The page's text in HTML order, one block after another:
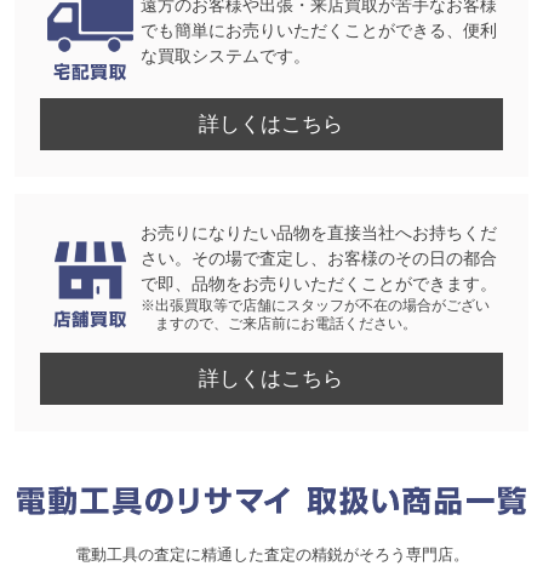
遠方のお客様や出張・来店買取が苦手なお客様
でも簡単にお売りいただくことができる、便利
な買取システムです。
詳しくはこちら
お売りになりたい品物を直接当社へお持ちくだ
さい。その場で査定し、お客様のその日の都合
で即、品物をお売りいただくことができます。
※出張買取等で店舗にスタッフが不在の場合がござい
ますので、ご来店前にお電話ください。
詳しくはこちら
電動工具の査定に精通した査定の精鋭がそろう専門店。